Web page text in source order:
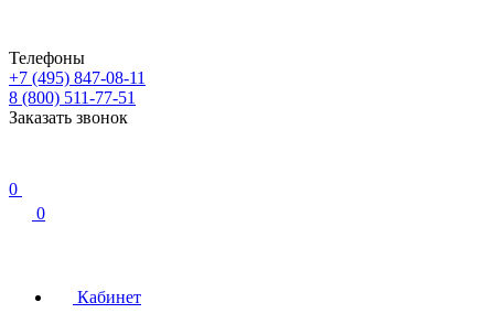
Телефоны
+7 (495) 847-08-11
8 (800) 511-77-51
Заказать звонок
0
0
Кабинет